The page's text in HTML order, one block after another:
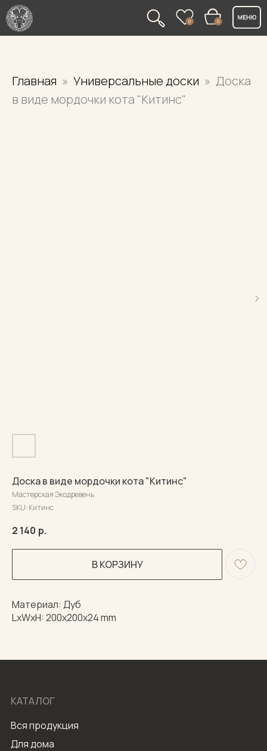
0 0
Главная Универсальные доски
Доска
в виде мордочки кота "Китинс"
Доска в виде мордочки кота "Китинс"
Мастерская Экодревень
SKU: Китинс
2 140 р.
В КОРЗИНУ
Материал: Дуб
LxWxH: 200x200x24 mm
Вся продукция
Для дома
КАТАЛОГ